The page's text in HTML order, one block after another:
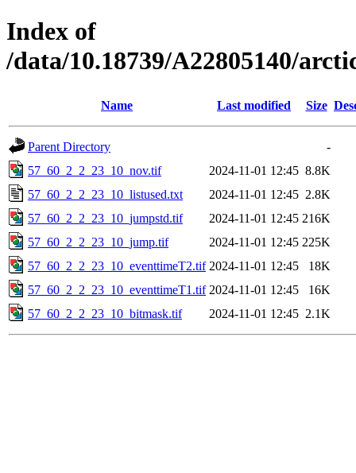
Index of
/data/10.18739/A22805140/
Name Last modified Size
Parent Directory
-
57_60_2_2_23_10_nov.tif
2024-11-01 12:45 8.8K
57_60_2_2_23_10_listused.txt
2024-11-01 12:45 2.8K
57_60_2_2_23_10_jumpstd.tif
2024-11-01 12:45 216K
57_60_2_2_23_10_jump.tif
2024-11-01 12:45 225K
57_60_2_2_23_10_eventtimeT2.tif 2024-11-01 12:45
18K
57_60_2_2_23_10_eventtimeT1.tif 2024-11-01 12:45
16K
57_60_2_2_23_10_bitmask.tif
2024-11-01 12:45 2.1K